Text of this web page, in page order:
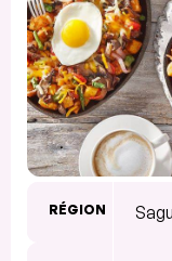
RÉGION